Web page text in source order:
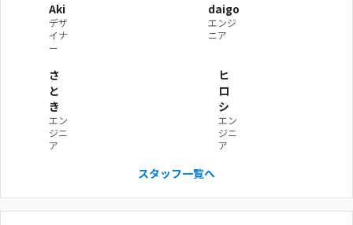
Aki
デザ
イナ
ー
daigo
エンジ
ニア
さ
と
き
エン
ジニ
ア
ヒ
ロ
シ
エン
ジニ
ア
スタッフ一覧へ